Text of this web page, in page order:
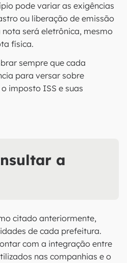
pode variar as exigências
ou liberação de emissão
será eletrônica, mesmo
física.
sempre que cada
para versar sobre
imposto ISS e suas
a
citado anteriormente,
de cada prefeitura.
com a integração entre
nas companhias e o